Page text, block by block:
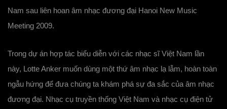
Nam sau liên hoan âm nhạc đương đại Hanoi New Music
Meeting 2009.
Trong dự án hợp tác biểu diễn với các nhạc sĩ Việt Nam lần
này, Lotte Anker muốn dùng một thứ âm nhạc lạ lẫm, hoàn toàn
ngẫu hứng để đưa chúng ta khám phá sự đa sắc của âm nhạc
đương đại. Nhạc cụ truyền thống Việt Nam và nhạc cụ điện tử